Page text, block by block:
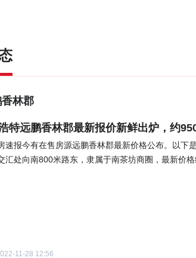
林郡
特远鹏香林郡最新报价新鲜出炉，约
报今有在售房源远鹏香林郡最新价格公布。以
汇处向南800米路东，隶属于南茶坊商圈，最新价
11-28 12:56